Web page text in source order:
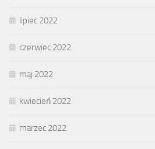
lipiec 2022
czerwiec 2022
maj 2022
kwiecień 2022
marzec 2022